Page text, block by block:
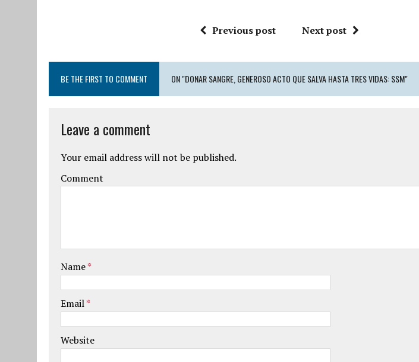
Previous post Next post
BE THE FIRST TO COMMENT ON "DONAR SANGRE, GENEROSO ACTO QUE SALVA HASTA TRES VIDAS: SSM"
Leave a comment
Your email address will not be published.
Comment
Name*
Email*
Website